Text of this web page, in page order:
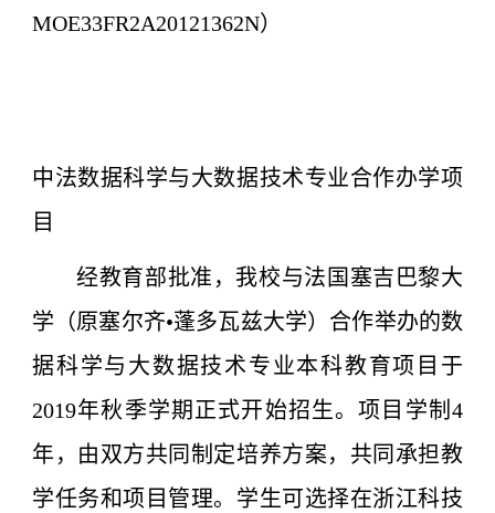
MOE33FR2A20121362N）
中法数据科学与大数据技术专业合作办学项
目
经教育部批准，我校与法国塞吉巴黎大
学（原塞尔齐•蓬多瓦兹大学）合作举办的数
据科学与大数据技术专业本科教育项目于
2019年秋季学期正式开始招生。项目学制4
年，由双方共同制定培养方案，共同承担教
学任务和项目管理。学生可选择在浙江科技